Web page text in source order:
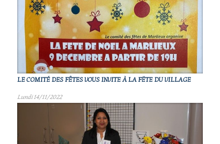
LE COMITÉ DES FÊTES VOUS INVITE À LA FËTE DU VILLAGE
Lundi 14/11/2022